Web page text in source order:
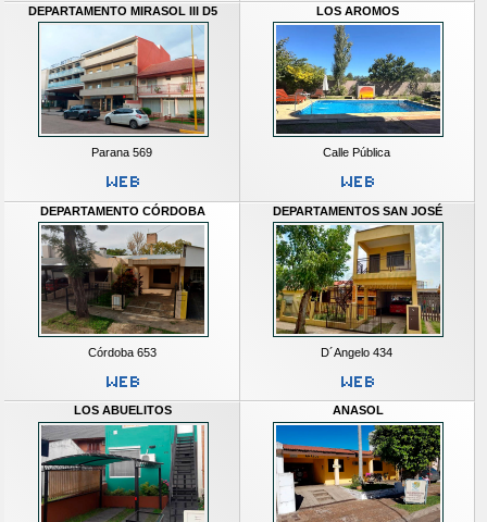
DEPARTAMENTO MIRASOL III D5
Parana 569
LOS AROMOS
Calle Pública
DEPARTAMENTO CÓRDOBA
Córdoba 653
DEPARTAMENTOS SAN JOSÉ
D´Angelo 434
LOS ABUELITOS ANASOL